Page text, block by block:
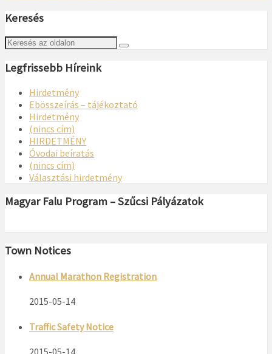
Keresés
Legfrissebb Híreink
Hirdetmény
Ebösszeírás – tájékoztató
Hirdetmény
(nincs cím)
HIRDETMÉNY
Óvodai beíratás
(nincs cím)
Választási hirdetmény
Magyar Falu Program – Szűcsi Pályázatok
Town Notices
Annual Marathon Registration
2015-05-14
Traffic Safety Notice
2015-05-14